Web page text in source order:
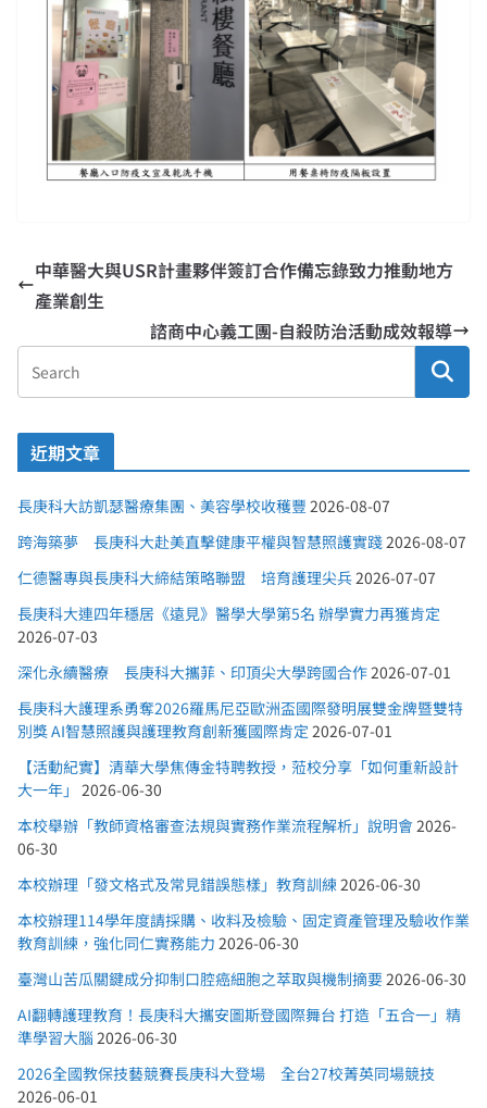
中華醫大與USR計畫夥伴簽訂合作備忘錄致力推動地方
產業創生
諮商中心義工團-自殺防治活動成效報導
近期文章
長庚科大訪凱瑟醫療集團、美容學校收穫豐 2026-08-07
跨海築夢 長庚科大赴美直擊健康平權與智慧照護實踐 2026-08-07
仁德醫專與長庚科大締結策略聯盟 培育護理尖兵 2026-07-07
長庚科大連四年穩居《遠見》醫學大學第5名 辦學實力再獲肯定
2026-07-03
深化永續醫療 長庚科大攜菲、印頂尖大學跨國合作 2026-07-01
長庚科大護理系勇奪2026羅馬尼亞歐洲盃國際發明展雙金牌暨雙特
別獎 AI智慧照護與護理教育創新獲國際肯定 2026-07-01
【活動紀實】清華大學焦傳金特聘教授，蒞校分享「如何重新設計
大一年」
2026-06-30
本校舉辦「教師資格審查法規與實務作業流程解析」說明會 2026-
06-30
本校辦理「發文格式及常見錯誤態樣」教育訓練 2026-06-30
本校辦理114學年度請採購、收料及檢驗、固定資產管理及驗收作業
教育訓練，強化同仁實務能力 2026-06-30
臺灣山苦瓜關鍵成分抑制口腔癌細胞之萃取與機制摘要 2026-06-30
AI翻轉護理教育！長庚科大攜安圖斯登國際舞台 打造「五合一」精
準學習大腦 2026-06-30
2026全國教保技藝競賽長庚科大登場 全台27校菁英同場競技
2026-06-01